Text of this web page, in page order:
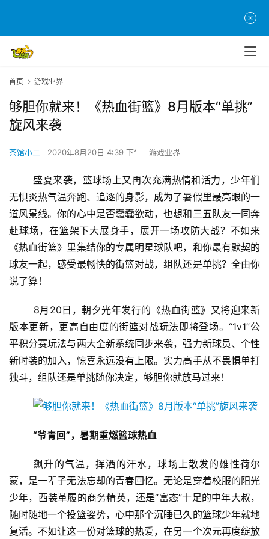
首页 游戏业界
够胆你就来！《热血街篮》8月版本“单挑”
旋风来袭
茶馆小二 2020年8月20日 4:39 下午 游戏业界
	盛夏来袭，篮球场上又再次充满热情和活力，少年们
无惧炎热气温奔跑、追逐的身影，成为了暑假里最亮眼的一
道风景线。你的心中是否蠢蠢欲动，也想和三五队友一同奔
赴球场，在篮架下大展身手，展开一场攻防大战？不如来
《热血街篮》里集结你的专属明星球队吧，和你最有默契的
球友一起，感受最畅快的街篮对战，组队还是单挑？全由你
说了算！
版本更新，更高自由度的街篮对战玩法即将登场。“1v1”公
平积分赛玩法与两大全新系统同步来袭，强力新球员、个性
新时装的加入，惊喜永远没有上限。实力高手从不畏惧单打
独斗，组队还是单挑随你决定，够胆你就放马过来！
“爷青回”，暑期重燃篮球热血
	飙升的气温，挥洒的汗水，球场上散发的雄性荷尔
蒙，是一辈子无法忘却的青春回忆。无论是穿着校服的阳光
少年，西装革履的商务精英，还是“富态”十足的中年大叔，
随时随地一个投篮姿势，心中那个沉睡已久的篮球少年就地
复活。不如让这一份对篮球的热爱，在另一个次元再度绽放